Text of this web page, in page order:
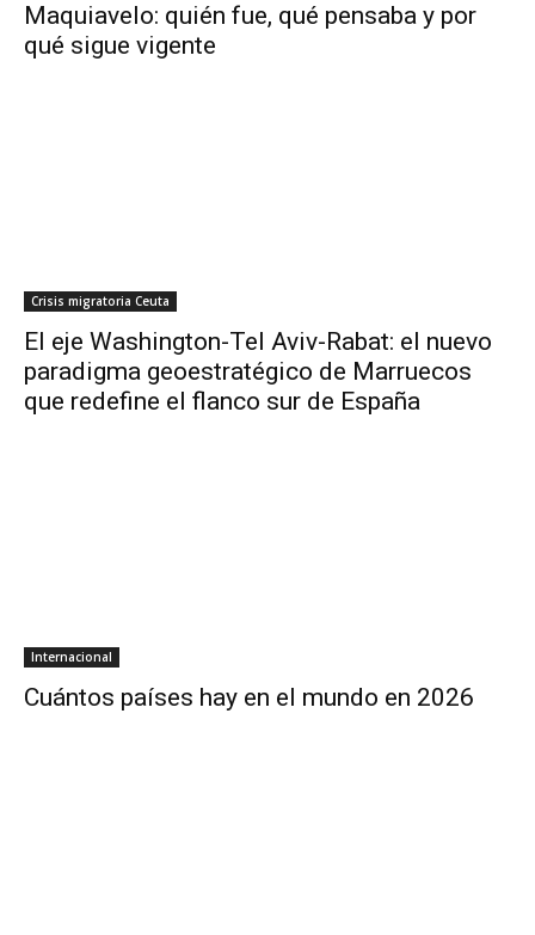
Maquiavelo: quién fue, qué pensaba y por
qué sigue vigente
Crisis migratoria Ceuta
El eje Washington-Tel Aviv-Rabat: el nuevo
paradigma geoestratégico de Marruecos
que redefine el flanco sur de España
Internacional
Cuántos países hay en el mundo en 2026